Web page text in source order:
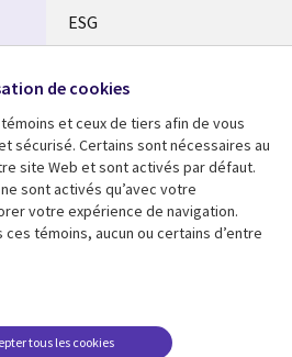
ESG
Fusions
Salle de presse
Support
Restrictions et
de cookies
et ceux de tiers afin de vous
sécurisé. Certains sont nécessaires au
site Web et sont activés par défaut.
sont activés qu’avec votre
votre expérience de navigation.
témoins, aucun ou certains d’entre
tous les cookies